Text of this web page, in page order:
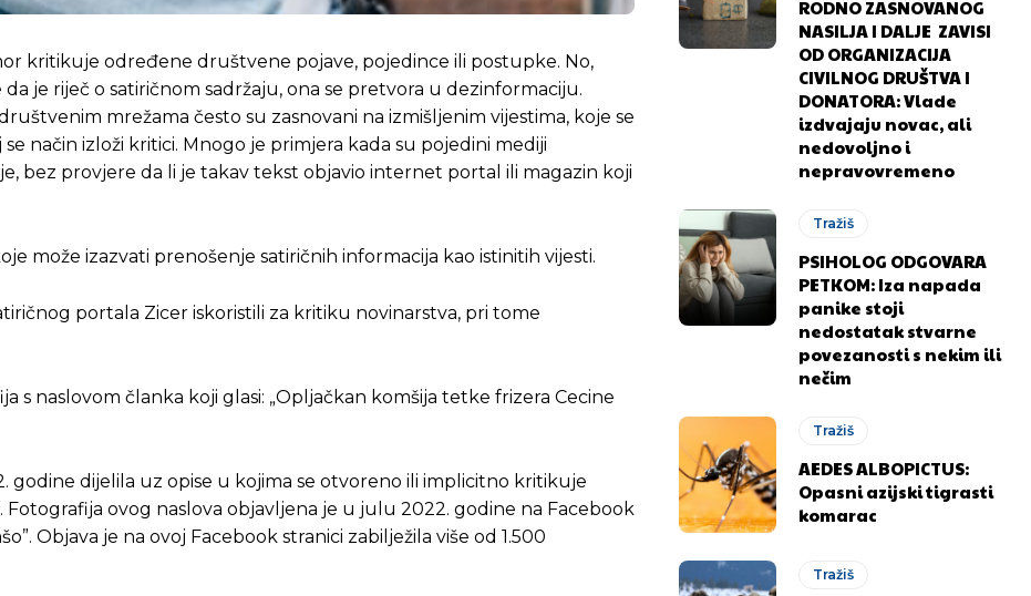
kritikuje određene društvene pojave, pojedince ili postupke. No,
je riječ o satiričnom sadržaju, ona se pretvora u dezinformaciju.
mrežama često su zasnovani na izmišljenim vijestima, koje se
se način izloži kritici. Mnogo je primjera kada su pojedini mediji
bez provjere da li je takav tekst objavio internet portal ili magazin koji
može izazvati prenošenje satiričnih informacija kao istinitih vijesti.
portala Zicer iskoristili za kritiku novinarstva, pri tome
s naslovom članka koji glasi: „Opljačkan komšija tetke frizera Cecine
godine dijelila uz opise u kojima se otvoreno ili implicitno kritikuje
Fotografija ovog naslova objavljena je u julu 2022. godine na Facebook
Objava je na ovoj Facebook stranici zabilježila više od 1.500
RODNO ZASNOVANOG
NASILJA I DALJE ZAVISI
OD ORGANIZACIJA
CIVILNOG DRUŠTVA I
DONATORA: Vlade
izdvajaju novac, ali
nedovoljno i
nepravovremeno
Tražiš
PSIHOLOG ODGOVARA
PETKOM: Iza napada
panike stoji
nedostatak stvarne
povezanosti s nekim ili
nečim
Tražiš
AEDES ALBOPICTUS:
Opasni azijski tigrasti
komarac
Tražiš